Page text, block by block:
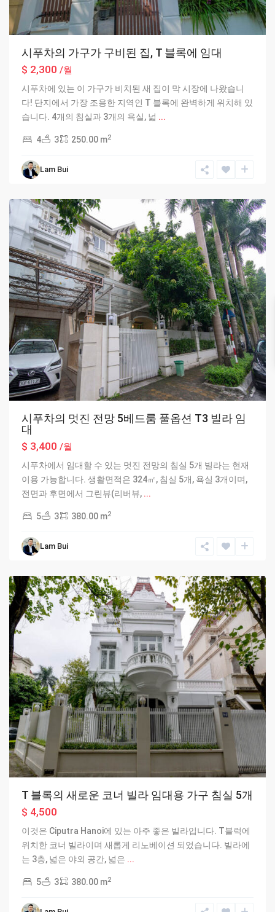
시푸차의 가구가 구비된 집, T 블록에 임대
$ 2,300 /월
시푸차에 있는 이 가구가 비치된 새 집이 막 시장에 나왔습니
다! 단지에서 가장 조용한 지역인 T 블록에 완벽하게 위치해 있
습니다. 4개의 침실과 3개의 욕실, 넓 ...
4 3 250.00 m2
Lam Bui
Ciputra
Hanoi,
시푸차의 멋진 전망 5베드룸 풀옵션 T3 빌라 임
대
$ 3,400 /월
시푸차에서 임대할 수 있는 멋진 전망의 침실 5개 빌라는 현재
이용 가능합니다. 생활면적은 324㎡, 침실 5개, 욕실 3개이며,
전면과 후면에서 그린뷰(리버뷰, ...
5 3 380.00 m2
Lam Bui
Ciputra
Hanoi,
T 블록의 새로운 코너 빌라 임대용 가구 침실 5개
$ 4,500
이것은 Ciputra Hanoi에 있는 아주 좋은 빌라입니다. T블럭에
위치한 코너 빌라이며 새롭게 리노베이션 되었습니다. 빌라에
는 3층, 넓은 야외 공간, 넓은 ...
5 3 380.00 m2
Ciputra